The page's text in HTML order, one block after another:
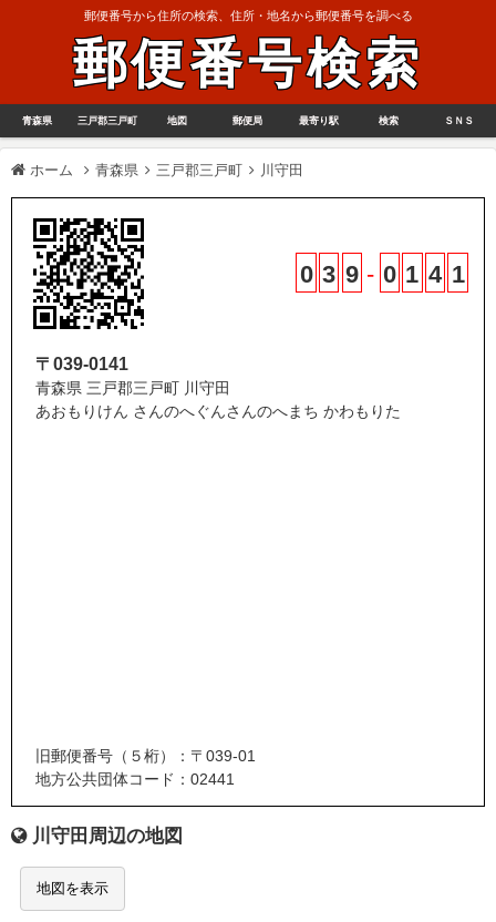
郵便番号から住所の検索、住所・地名から郵便番号を調べる
郵便番号検索
青森県 三戸郡三戸町 地図 郵便局 最寄り駅 検索 ＳＮＳ
ホーム 青森県 三戸郡三戸町 川守田
0 3 9 - 0 1 4 1
〒039-0141
青森県 三戸郡三戸町 川守田
あおもりけん さんのへぐんさんのへまち かわもりた
旧郵便番号（５桁）：〒039-01
地方公共団体コード：02441
川守田周辺の地図
地図を表示